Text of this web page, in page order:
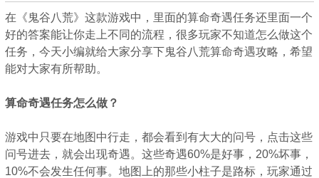
在《鬼谷八荒》这款游戏中，里面的算命奇遇任务还里面一个
好的答案能让你走上不同的流程，很多玩家不知道怎么做这个
任务，今天小编就给大家分享下鬼谷八荒算命奇遇攻略，希望
能对大家有所帮助。
算命奇遇任务怎么做？
游戏中只要在地图中行走，都会看到有大大的问号，点击这些
问号进去，就会出现奇遇。这些奇遇60%是好事，20%坏事，
10%不会发生任何事。地图上的那些小柱子是路标，玩家通过